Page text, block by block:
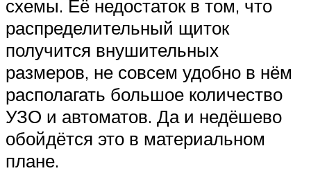
схемы. Её недостаток в том, что
распределительный щиток
получится внушительных
размеров, не совсем удобно в нём
располагать большое количество
УЗО и автоматов. Да и недёшево
обойдётся это в материальном
плане.